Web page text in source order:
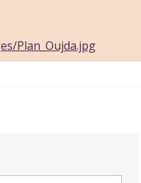
Plan_Oujda.jpg